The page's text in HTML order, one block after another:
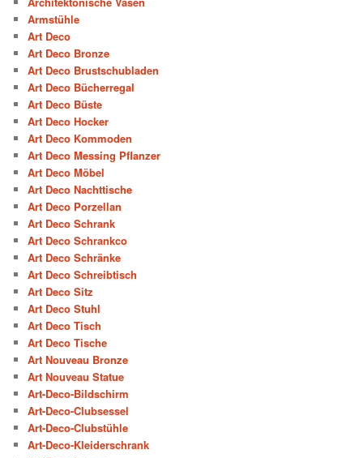
Armstühle
Art Deco
Art Deco Bronze
Art Deco Brustschubladen
Art Deco Bücherregal
Art Deco Büste
Art Deco Hocker
Art Deco Kommoden
Art Deco Messing Pflanzer
Art Deco Möbel
Art Deco Nachttische
Art Deco Porzellan
Art Deco Schrank
Art Deco Schrankco
Art Deco Schränke
Art Deco Schreibtisch
Art Deco Sitz
Art Deco Stuhl
Art Deco Tisch
Art Deco Tische
Art Nouveau Bronze
Art Nouveau Statue
Art-Deco-Bildschirm
Art-Deco-Clubsessel
Art-Deco-Clubstühle
Art-Deco-Kleiderschrank